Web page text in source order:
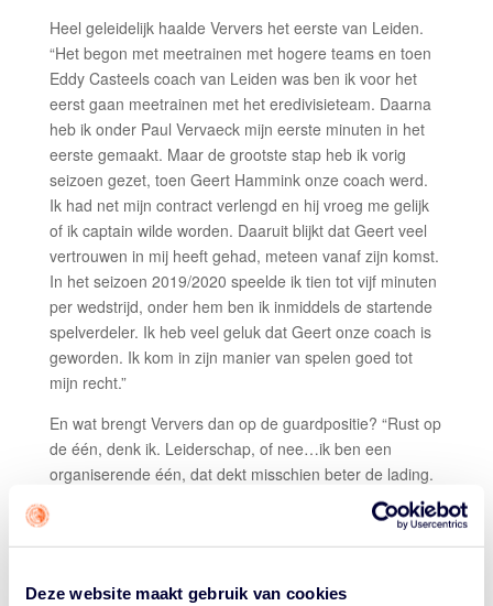
Deze website maakt gebruik van cookies
Heel geleidelijk haalde Ververs het eerste van Leiden.
“Het begon met meetrainen met hogere teams en toen
Eddy Casteels coach van Leiden was ben ik voor het
eerst gaan meetrainen met het eredivisieteam. Daarna
heb ik onder Paul Vervaeck mijn eerste minuten in het
eerste gemaakt. Maar de grootste stap heb ik vorig
seizoen gezet, toen Geert Hammink onze coach werd.
Ik had net mijn contract verlengd en hij vroeg me gelijk
of ik captain wilde worden. Daaruit blijkt dat Geert veel
vertrouwen in mij heeft gehad, meteen vanaf zijn komst.
In het seizoen 2019/2020 speelde ik tien tot vijf minuten
per wedstrijd, onder hem ben ik inmiddels de startende
spelverdeler. Ik heb veel geluk dat Geert onze coach is
geworden. Ik kom in zijn manier van spelen goed tot
mijn recht.”
En wat brengt Ververs dan op de guardpositie? “Rust op
de één, denk ik. Leiderschap, of nee…ik ben een
organiserende één, dat dekt misschien beter de lading.
Iemand die het team beter laat spelen. Ik hoef geen
vijftien punten per wedstrijd te maken, dat is mijn kracht
niet. Ik ben nooit een scorer geweest, ook in de jeugd
mijn eigen kansen. Ik krijg ook wel vaak de kritiek dat ik